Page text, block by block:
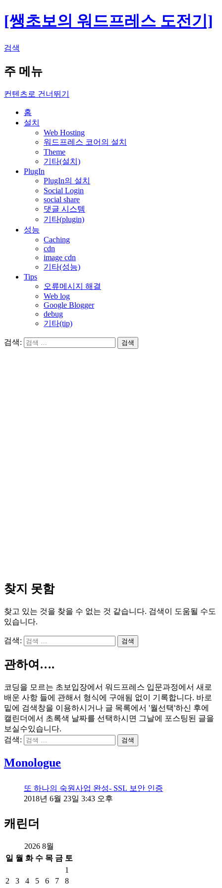
[쌩초보의 워드프레스 도전기]
검색
주 메뉴
컨텐츠로 건너뛰기
홈
설치
Web Hosting
워드프레스 코어의 설치
Theme
기타(설치)
PlugIn
PlugIn의 설치
Social Login
social share
댓글 시스템
기타(plugin)
성능
Caching
cdn
image cdn
기타(성능)
Tips
오류메시지 해결
Web log
Google Blogger
debug
기타(tip)
검색:
찾지 못함
찾고 있는 것을 찾을 수 없는 것 같습니다. 검색이 도움될 수도
있습니다.
검색:
관하여….
코딩을 모르는 초보입장에서 워드프레스 입문과정에서 새로
배운 사항 들에 관해서 형식에 구애됨 없이 기록합니다. 바로
밑에 검색창을 이용하시거나 글 목록에서 '월선택'하신 후에
캘린더에서 초록색 날짜를 선택하시면 그날에 포스팅된 글을
보실수있습니다.
검색:
Monologue
또 하나의 숙원사업 완성- SSL 보안 인증
2018년 6월 23일 3:43 오후
캐린더
2026 8월
일 월 화 수 목 금 토
1
2
3 4 5 6 7
8